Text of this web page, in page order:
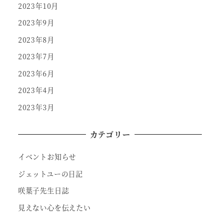
2023年10月
2023年9月
2023年8月
2023年7月
2023年6月
2023年4月
2023年3月
カテゴリー
イベントお知らせ
ジェットユーの日記
咲葉子先生日誌
見えない心を伝えたい